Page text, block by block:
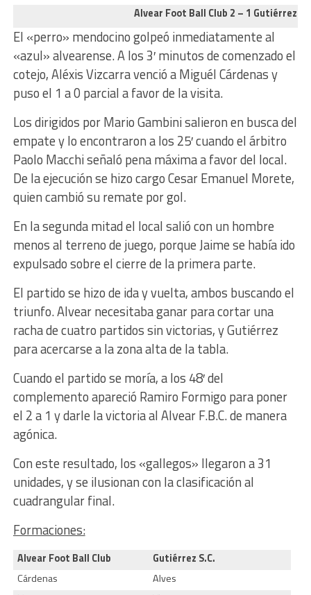
Alvear Foot Ball Club 2 – 1 Gutiérrez
El «perro» mendocino golpeó inmediatamente al
«azul» alvearense. A los 3′ minutos de comenzado el
cotejo, Aléxis Vizcarra venció a Miguél Cárdenas y
puso el 1 a 0 parcial a favor de la visita.
Los dirigidos por Mario Gambini salieron en busca del
empate y lo encontraron a los 25′ cuando el árbitro
Paolo Macchi señaló pena máxima a favor del local.
De la ejecución se hizo cargo Cesar Emanuel Morete,
quien cambió su remate por gol.
En la segunda mitad el local salió con un hombre
menos al terreno de juego, porque Jaime se había ido
expulsado sobre el cierre de la primera parte.
El partido se hizo de ida y vuelta, ambos buscando el
triunfo. Alvear necesitaba ganar para cortar una
racha de cuatro partidos sin victorias, y Gutiérrez
para acercarse a la zona alta de la tabla.
Cuando el partido se moría, a los 48′ del
complemento apareció Ramiro Formigo para poner
el 2 a 1 y darle la victoria al Alvear F.B.C. de manera
agónica.
Con este resultado, los «gallegos» llegaron a 31
unidades, y se ilusionan con la clasificación al
cuadrangular final.
Formaciones:
Alvear Foot Ball Club
Gutiérrez S.C.
Cárdenas
Alves